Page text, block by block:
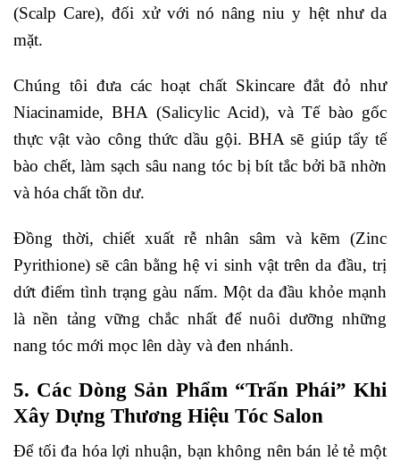
(Scalp Care), đối xử với nó nâng niu y hệt như da
mặt.
Chúng tôi đưa các hoạt chất Skincare đắt đỏ như
Niacinamide, BHA (Salicylic Acid), và Tế bào gốc
thực vật vào công thức dầu gội. BHA sẽ giúp tẩy tế
bào chết, làm sạch sâu nang tóc bị bít tắc bởi bã nhờn
và hóa chất tồn dư.
Đồng thời, chiết xuất rễ nhân sâm và kẽm (Zinc
Pyrithione) sẽ cân bằng hệ vi sinh vật trên da đầu, trị
dứt điểm tình trạng gàu nấm. Một da đầu khỏe mạnh
là nền tảng vững chắc nhất để nuôi dưỡng những
nang tóc mới mọc lên dày và đen nhánh.
5. Các Dòng Sản Phẩm “Trấn Phái” Khi
Xây Dựng Thương Hiệu Tóc Salon
Để tối đa hóa lợi nhuận, bạn không nên bán lẻ tẻ một